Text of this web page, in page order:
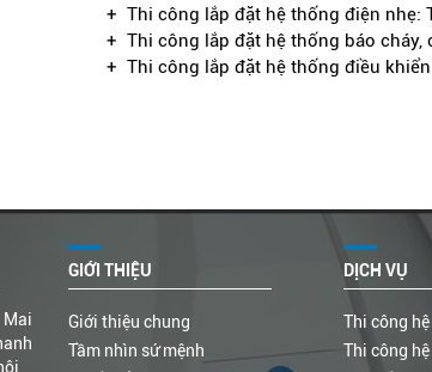
+ Thi công lắp đặt hệ thống điện nhẹ:
+ Thi công lắp đặt hệ thống báo cháy,
+ Thi công lắp đặt hệ thống điều khiển
GIỚI THIỆU
Giới thiệu chung
Tầm nhìn sứ mệnh
DỊCH VỤ
Thi công
Thi công